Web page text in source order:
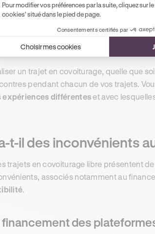
du contact humain
vous pouvez également choisir de
ducontact humain qui est inhérent
un trajet en covoiturage, quelle que
pendant chacun de vos trajets.
expériences différenteset avec
t-il des inconvénients
trajets en covoiturage libre présentent
associés notamment au
.
financement des
Pour modifier vos préférences par la suite, cliquez sur
cookies' situé dans le pied de page.
Consentements certifiés par
Choisir mes cookies